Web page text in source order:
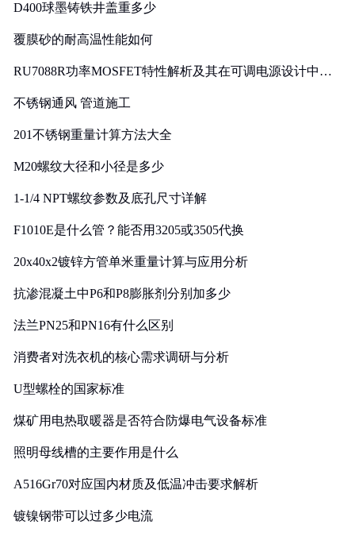
D400球墨铸铁井盖重多少
覆膜砂的耐高温性能如何
RU7088R功率MOSFET特性解析及其在可调电源设计中的
不锈钢通风 管道施工
201不锈钢重量计算方法大全
M20螺纹大径和小径是多少
1-1/4 NPT螺纹参数及底孔尺寸详解
F1010E是什么管？能否用3205或3505代换
20x40x2镀锌方管单米重量计算与应用分析
抗渗混凝土中P6和P8膨胀剂分别加多少
法兰PN25和PN16有什么区别
消费者对洗衣机的核心需求调研与分析
U型螺栓的国家标准
煤矿用电热取暖器是否符合防爆电气设备标准
照明母线槽的主要作用是什么
A516Gr70对应国内材质及低温冲击要求解析
镀镍钢带可以过多少电流